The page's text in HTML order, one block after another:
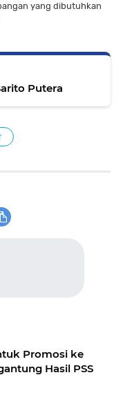
yang dibutuhkan
Putera
ke
Hasil PSS